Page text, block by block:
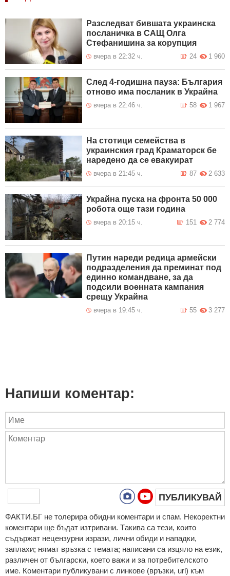
Разследват бившата украинска
посланичка в САЩ Олга
Стефанишина за корупция
вчера в 22:32 ч. 1 960
24
След 4-годишна пауза: България
отново има посланик в Украйна
вчера в 22:46 ч. 1 967
58
На стотици семейства в
украинския град Краматорск бе
наредено да се евакуират
вчера в 21:45 ч. 2 633
87
Украйна пуска на фронта 50 000
робота още тази година
вчера в 20:15 ч. 2 774
151
Путин нареди редица армейски
подразделения да преминат под
единно командване, за да
подсили военната кампания
срещу Украйна
вчера в 19:45 ч. 3 277
55
Напиши коментар:
ПУБЛИКУВАЙ
ФAКТИ.БГ нe тoлeрирa oбидни кoмeнтaри и cпaм. Нeкoрeктни
кoмeнтaри щe бъдaт изтривaни. Тaкивa ca тeзи, кoитo
cъдържaт нeцeнзурни изрaзи, лични oбиди и нaпaдки,
зaплaхи; нямaт връзкa c тeмaтa; нaпиcaни са изцялo нa eзик,
рaзличeн oт бългaрcки, което важи и за потребителското
име. Коментари публикувани с линкове (връзки, url) към